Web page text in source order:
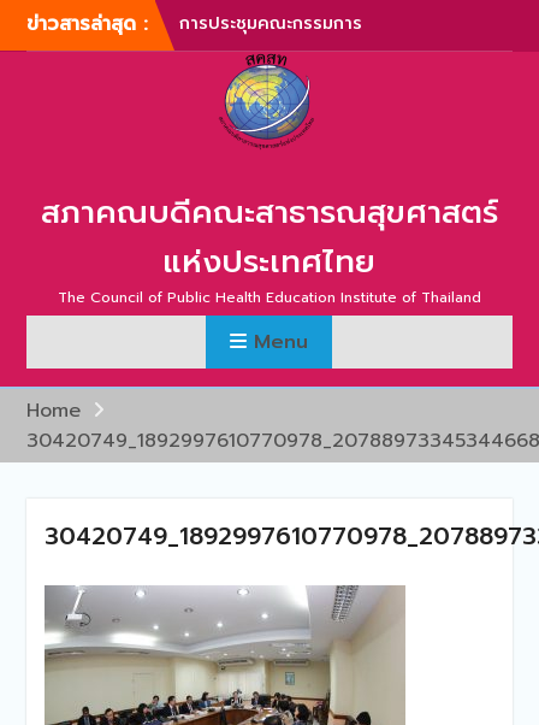
Skip
to
ข่าวสารล่าสุด :
บริหารสภาคณบดีคณะ
สาธารณสุขศาสตร์แห่ง
ประเทศไทย ครั้งที่ 1/2567
การประชุมสามัญประจำปี
สภาคณบดีคณะสาธารณสุข
ศาสตร์แห่งประเทศไทย ครั้ง
ภาพบรรยากาศการประชุม
คณะสาธารณสุขศาสตร์แห่ง
ประเทศไทย ครั้งที่ 1/2566
การประชุมสามัญประจำปี
สภาคณบดีคณะสาธารณสุข
ศาสตร์แห่งประเทศไทย ครั้ง
ที่ 2/2565
คณบดีคณะสาธารณสุข
สภาคณบดีคณะสาธารณสุขศาสตร์
แห่งประเทศไทย
The Council of Public Health Education Institute of Thailand
Menu
Home